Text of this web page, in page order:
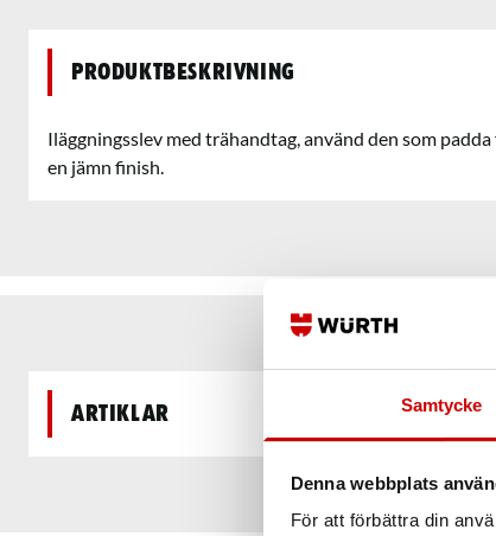
Samtycke
Denna webbplats
För att förbättra din
Produktbeskrivning
Iläggningsslev med trähandtag, använd den som
en jämn finish.
Artiklar